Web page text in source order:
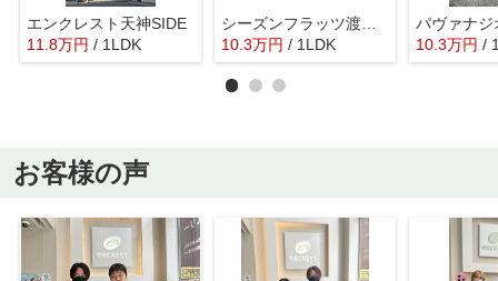
エンクレスト天神SIDE
11.8万円 / 1LDK
シーズンフラッツ渡辺通
10.3万円 / 1LDK 10.3万円 /
お客様の声